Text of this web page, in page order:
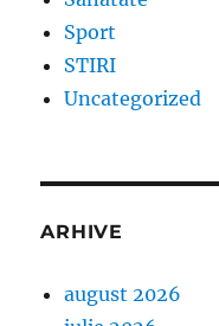
Sport
STIRI
Uncategorized
ARHIVE
august 2026